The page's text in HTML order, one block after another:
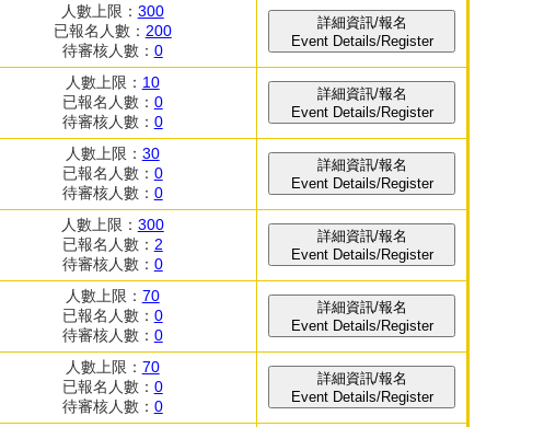
人數上限： 300
已報名人數： 200
待審核人數： 0
詳細資訊/報名
Event Details/Register
人數上限： 10
已報名人數： 0
待審核人數： 0
詳細資訊/報名
Event Details/Register
人數上限： 30
已報名人數： 0
待審核人數： 0
詳細資訊/報名
Event Details/Register
人數上限： 300
已報名人數： 2
待審核人數： 0
詳細資訊/報名
Event Details/Register
人數上限： 70
已報名人數： 0
待審核人數： 0
詳細資訊/報名
Event Details/Register
人數上限： 70
已報名人數： 0
待審核人數： 0
詳細資訊/報名
Event Details/Register